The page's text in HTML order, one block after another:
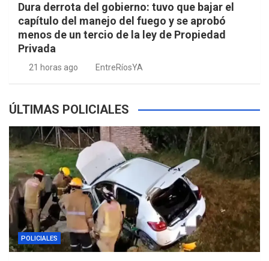
Dura derrota del gobierno: tuvo que bajar el
capítulo del manejo del fuego y se aprobó
menos de un tercio de la ley de Propiedad
Privada
21 horas ago EntreRíosYA
ÚLTIMAS POLICIALES
POLICIALES